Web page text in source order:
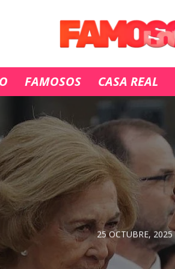
FAMOSOS CASA REAL
25 OCTUBRE, 2025